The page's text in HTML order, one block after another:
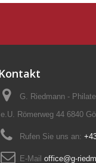
G. Riedmann -
e.U. Römerweg 44 6840
Rufen Sie uns an:
E-Mail office@g-